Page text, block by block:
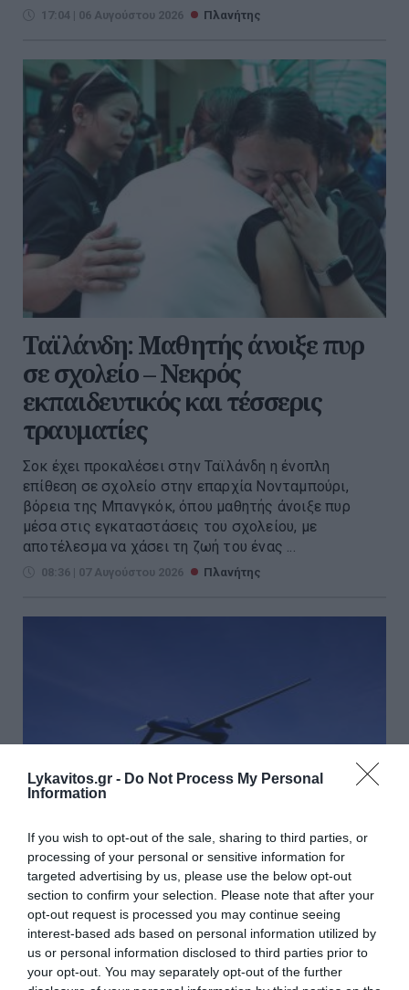
Lykavitos.gr - Do Not Process My Personal
Information
If you wish to opt-out of the sale, sharing to third parties, or
processing of your personal or sensitive information for
targeted advertising by us, please use the below opt-out
section to confirm your selection. Please note that after your
opt-out request is processed you may continue seeing
interest-based ads based on personal information utilized by
us or personal information disclosed to third parties prior to
your opt-out. You may separately opt-out of the further
17:04 | 06 Αυγούστου 2026 Πλανήτης
Ταϊλάνδη: Μαθητής άνοιξε πυρ
σε σχολείο – Νεκρός
εκπαιδευτικός και τέσσερις
τραυματίες
Σοκ έχει προκαλέσει στην Ταϊλάνδη η ένοπλη
επίθεση σε σχολείο στην επαρχία Νονταμπούρι,
βόρεια της Μπανγκόκ, όπου μαθητής άνοιξε πυρ
μέσα στις εγκαταστάσεις του σχολείου, με
αποτέλεσμα να χάσει τη ζωή του ένας ...
08:36 | 07 Αυγούστου 2026 Πλανήτης
Μαζική επίθεση με drones: Η
Ρωσία ανακοινώνει 605
καταρρίψεις